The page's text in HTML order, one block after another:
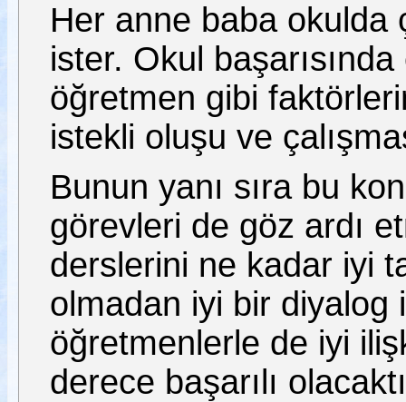
Her anne baba okulda
ister. Okul
öğretmen gibi
istekli oluşu ve
Bunun yanı sıra bu
görevleri de göz ardı
derslerini ne kadar iyi
olmadan iyi bir diyalog
öğretmenlerle de iyi
derece başarılı